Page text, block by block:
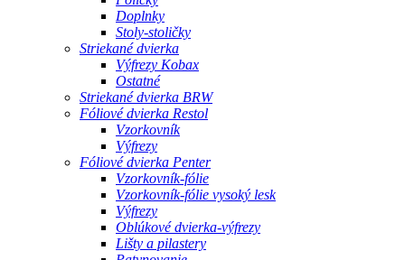
Doplnky
Stoly-stoličky
Striekané dvierka
Výfrezy Kobax
Ostatné
Striekané dvierka BRW
Fóliové dvierka Restol
Vzorkovník
Výfrezy
Fóliové dvierka Penter
Vzorkovník-fólie
Vzorkovník-fólie vysoký lesk
Výfrezy
Oblúkové dvierka-výfrezy
Lišty a pilastery